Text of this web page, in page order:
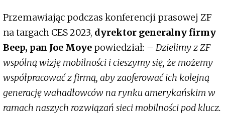
Przemawiając podczas konferencji prasowej ZF
na targach CES 2023, dyrektor generalny firmy
Beep, pan Joe Moye powiedział: – Dzielimy z ZF
wspólną wizję mobilności i cieszymy się, że możemy
współpracować z firmą, aby zaoferować ich kolejną
generację wahadłowców na rynku amerykańskim w
ramach naszych rozwiązań sieci mobilności pod klucz.